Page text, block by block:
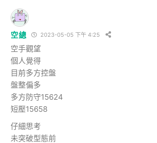
空總 2023-05-05 下午 4:25
空手觀望
個人覺得
目前多方控盤
盤整偏多
多方防守15624
短壓15658
仔細思考
未突破型態前